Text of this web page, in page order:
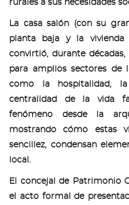
rurales a sus necesidades
La casa salón (con su
planta baja y la
convirtió, durante
para amplios sectores de
como la hospitalidad,
centralidad de la vida
fenómeno desde la
mostrando cómo estas
sencillez, condensan
local.
El concejal de Patrimonio
el acto formal de